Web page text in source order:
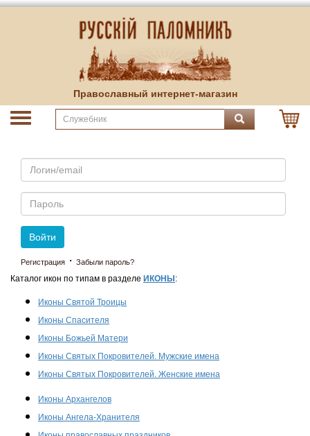
Православный интернет-магазин
Email
Пароль
Войти
Регистрация · Забыли пароль?
Каталог икон по типам в разделе ИКОНЫ :
Иконы Святой Троицы
Иконы Спасителя
Иконы Божьей Матери
Иконы Святых Покровителей. Мужские имена
Иконы Святых Покровителей. Женские имена
Иконы Архангелов
Иконы Ангела-Хранителя